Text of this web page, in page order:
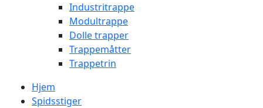
Industritrappe
Modultrappe
Dolle trapper
Trappemåtter
Trappetrin
Hjem
Spidsstiger